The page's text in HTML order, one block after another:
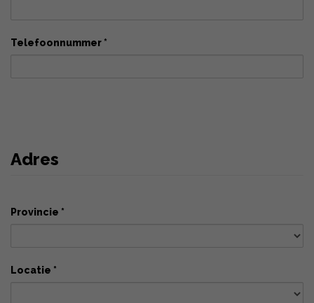
Telefoonnummer *
Adres
Provincie *
Locatie *